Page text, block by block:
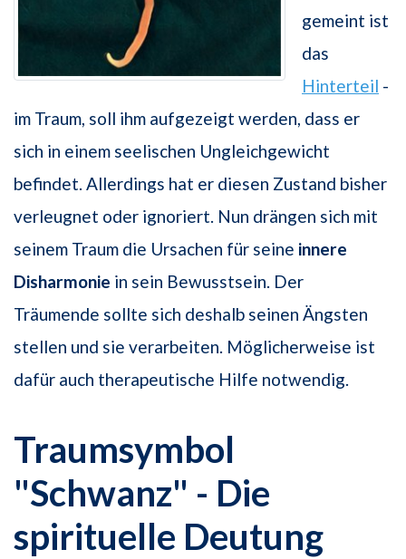
gemeint ist
das
Hinterteil -
im Traum, soll ihm aufgezeigt werden, dass er
sich in einem seelischen Ungleichgewicht
befindet. Allerdings hat er diesen Zustand bisher
verleugnet oder ignoriert. Nun drängen sich mit
seinem Traum die Ursachen für seine innere
Disharmonie in sein Bewusstsein. Der
Träumende sollte sich deshalb seinen Ängsten
stellen und sie verarbeiten. Möglicherweise ist
dafür auch therapeutische Hilfe notwendig.
Traumsymbol
"Schwanz" - Die
spirituelle Deutung